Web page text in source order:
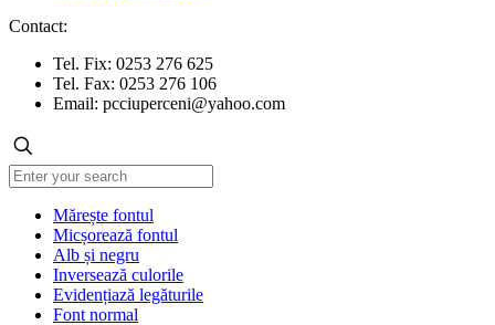
Contact:
Tel. Fix: 0253 276 625
Tel. Fax: 0253 276 106
Email: pcciuperceni@yahoo.com
Mărește fontul
Micșorează fontul
Alb și negru
Inversează culorile
Evidențiază legăturile
Font normal